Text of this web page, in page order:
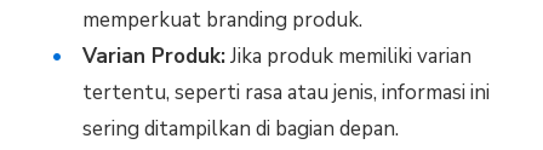
memperkuat branding produk.
Varian Produk:Jika produk memiliki varian
tertentu, seperti rasa atau jenis, informasi ini
sering ditampilkan di bagian depan.